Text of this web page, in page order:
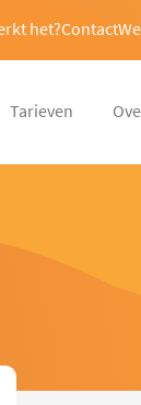
het?Contact
Tarieven